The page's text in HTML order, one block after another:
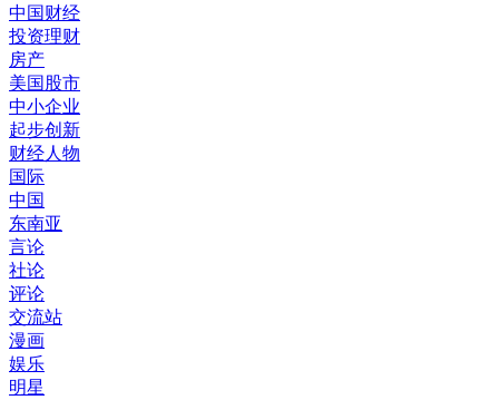
中国财经
投资理财
房产
美国股市
中小企业
起步创新
财经人物
国际
中国
东南亚
言论
社论
评论
交流站
漫画
娱乐
明星